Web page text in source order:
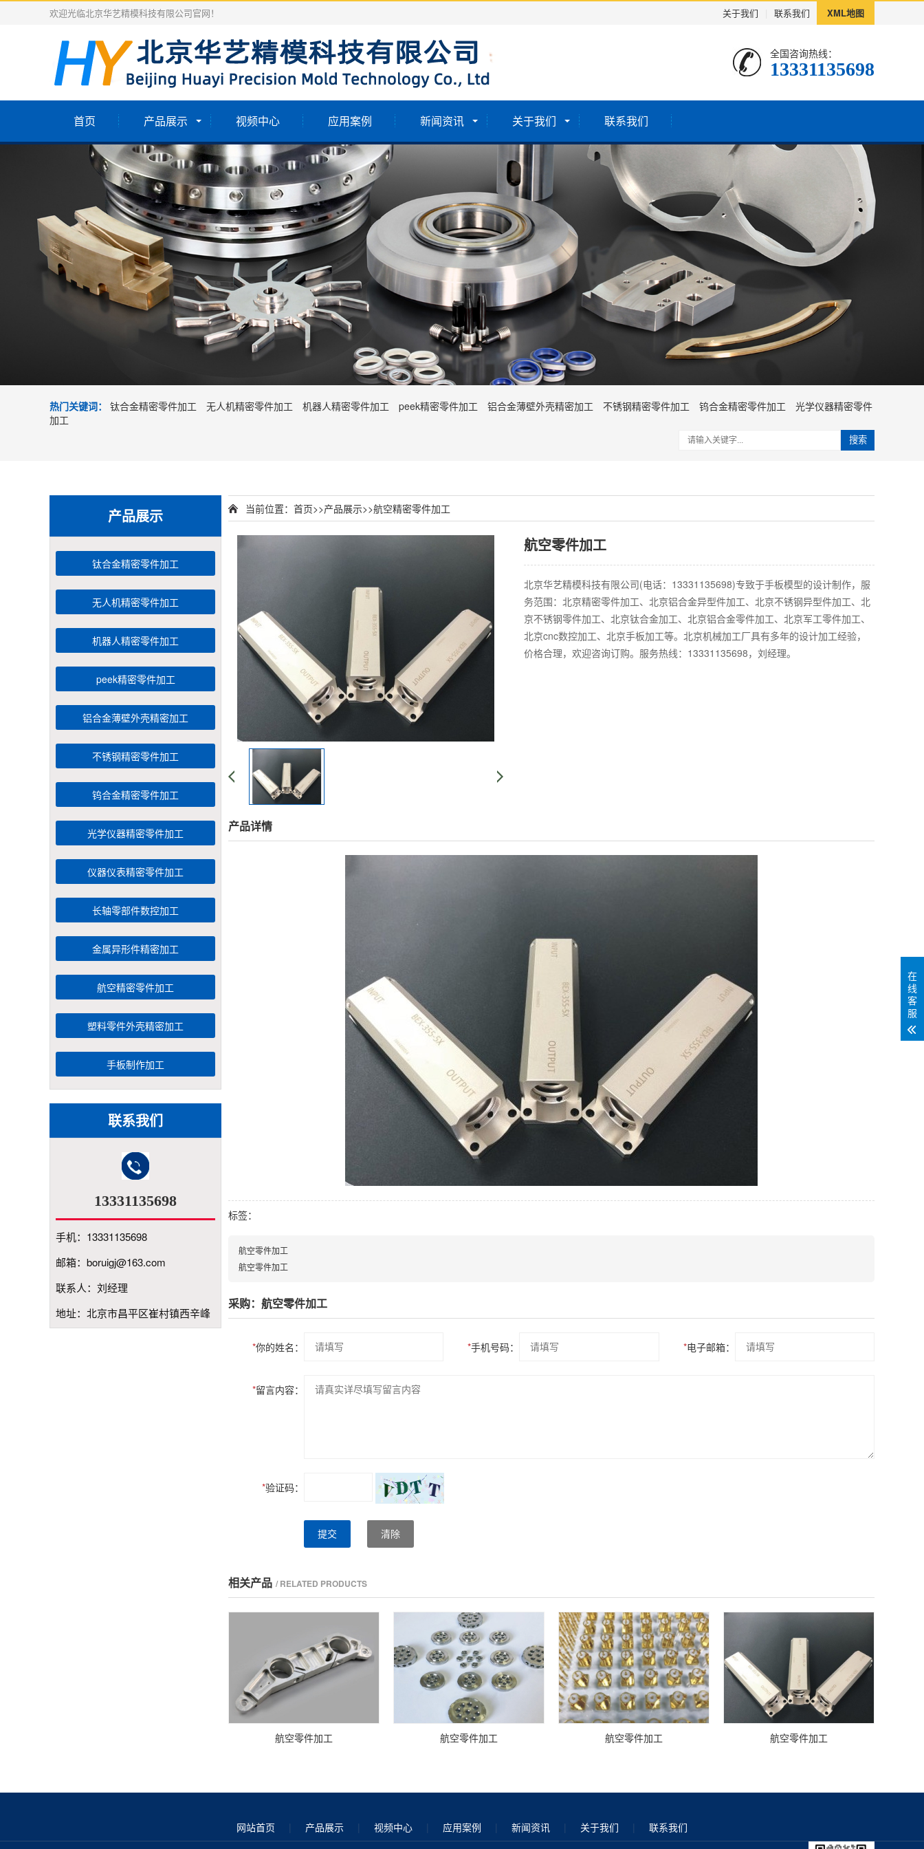
关于我们 联系我们 XML地图
欢迎光临北京华艺精模科技有限公司官网！
全国咨询热线：
13331135698
首页 产品展示 视频中心 应用案例 新闻资讯 关于我们 联系我们
热门关键词： 钛合金精密零件加工 无人机精密零件加工 机器人精密零件加工 peek精密零件加工 铝合金薄壁外壳精密加工 不锈钢精密零件加工 钨合金精密零件加工
光学仪器精密零件
加工
搜索
产品展示
钛合金精密零件加工
无人机精密零件加工
机器人精密零件加工
peek精密零件加工
铝合金薄壁外壳精密加工
不锈钢精密零件加工
钨合金精密零件加工
光学仪器精密零件加工
仪器仪表精密零件加工
长轴零部件数控加工
金属异形件精密加工
航空精密零件加工
塑料零件外壳精密加工
手板制作加工
联系我们
13331135698
手机：13331135698
邮箱：boruigj@163.com
联系人：刘经理
地址：北京市昌平区崔村镇西辛峰
当前位置： 首页>>产品展示>>航空精密零件加工
航空零件加工
北京华艺精模科技有限公司(电话：13331135698)专致于手板模型的设计制作，服
务范围：北京精密零件加工、北京铝合金异型件加工、北京不锈钢异型件加工、北
京不锈钢零件加工、北京钛合金加工、北京铝合金零件加工、北京军工零件加工、
北京cnc数控加工、北京手板加工等。北京机械加工厂具有多年的设计加工经验，
价格合理，欢迎咨询订购。服务热线：13331135698，刘经理。
产品详情
标签：
航空零件加工
航空零件加工
采购：航空零件加工
*你的姓名： *手机号码： *电子邮箱：
*留言内容：
*验证码：
提交 清除
相关产品 / RELATED PRODUCTS
航空零件加工 航空零件加工 航空零件加工 航空零件加工
网站首页 | 产品展示 | 视频中心 | 应用案例 | 新闻资讯 | 关于我们 | 联系我们
在
线
客
服